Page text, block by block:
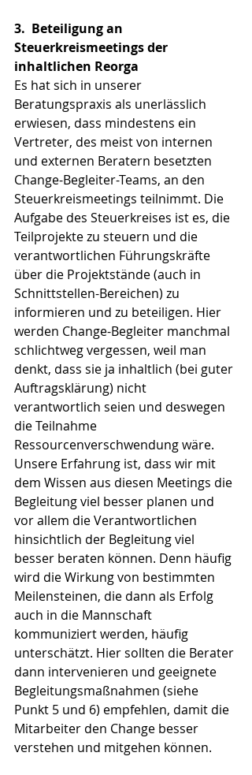
3. Beteiligung an
Steuerkreismeetings der
inhaltlichen Reorga
Es hat sich in unserer
Beratungspraxis als unerlässlich
erwiesen, dass mindestens ein
Vertreter, des meist von internen
und externen Beratern besetzten
Change-Begleiter-Teams, an den
Steuerkreismeetings teilnimmt. Die
Aufgabe des Steuerkreises ist es, die
Teilprojekte zu steuern und die
verantwortlichen Führungskräfte
über die Projektstände (auch in
Schnittstellen-Bereichen) zu
informieren und zu beteiligen. Hier
werden Change-Begleiter manchmal
schlichtweg vergessen, weil man
denkt, dass sie ja inhaltlich (bei guter
Auftragsklärung) nicht
verantwortlich seien und deswegen
die Teilnahme
Ressourcenverschwendung wäre.
Unsere Erfahrung ist, dass wir mit
dem Wissen aus diesen Meetings die
Begleitung viel besser planen und
vor allem die Verantwortlichen
hinsichtlich der Begleitung viel
besser beraten können. Denn häufig
wird die Wirkung von bestimmten
Meilensteinen, die dann als Erfolg
auch in die Mannschaft
kommuniziert werden, häufig
unterschätzt. Hier sollten die Berater
dann intervenieren und geeignete
Begleitungsmaßnahmen (siehe
Punkt 5 und 6) empfehlen, damit die
Mitarbeiter den Change besser
verstehen und mitgehen können.